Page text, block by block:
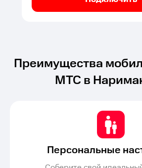
Преимущества
МТС в
Персональные